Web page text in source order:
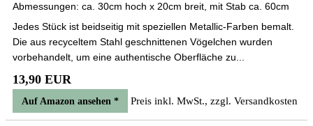
Abmessungen: ca. 30cm hoch x 20cm breit, mit Stab ca. 60cm
Jedes Stück ist beidseitig mit speziellen Metallic-Farben bemalt.
Die aus recyceltem Stahl geschnittenen Vögelchen wurden
vorbehandelt, um eine authentische Oberfläche zu...
13,90 EUR
Auf Amazon ansehen * Preis inkl. MwSt., zzgl. Versandkosten